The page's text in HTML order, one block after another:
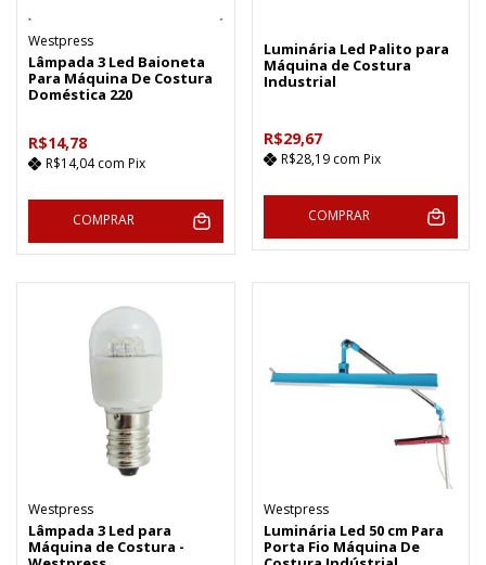
Westpress
Lâmpada 3 Led Baioneta
Para Máquina De Costura
Doméstica 220
R$14,78
R$14,04com Pix
COMPRAR
Luminária Led Palito para
Máquina de Costura
Industrial
R$29,67
R$28,19 com Pix
COMPRAR
Westpress
Lâmpada 3 Led para
Máquina de Costura -
Westpress
Luminária Led 50 cm Para
Porta Fio Máquina De